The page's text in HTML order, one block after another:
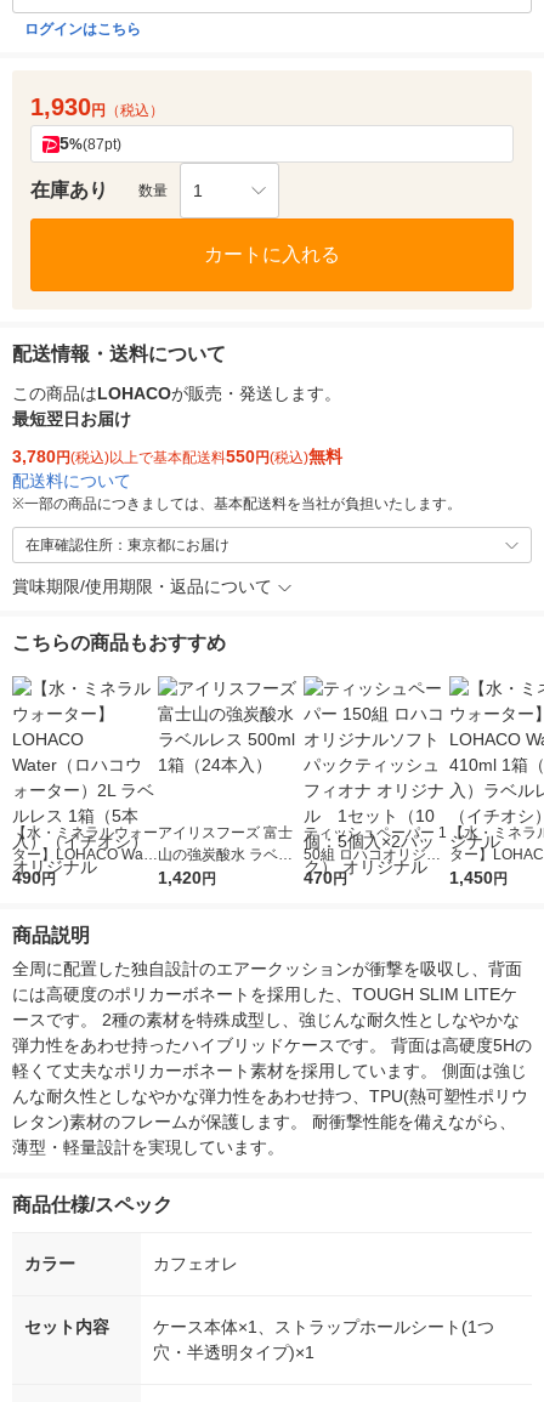
ログインはこちら
1,930円 （税込）
5%(87pt)
在庫あり 数量 1
カートに入れる
配送情報・送料について
この商品はLOHACOが販売・発送します。
最短翌日お届け
3,780円(税込)以上で基本配送料550円(税込)無料
配送料について
※一部の商品につきましては、基本配送料を当社が負担いたします。
在庫確認住所：東京都にお届け
賞味期限/使用期限・返品について
こちらの商品もおすすめ
【水・ミネラルウォー
ター】LOHACO Wate
r（ロハコウォータ
シ） オリジナル
490円
アイリスフーズ 富士
山の強炭酸水 ラベル
レス 500ml 1箱（24
1,420円
ティッシュペーパー 1
50組 ロハコオリジナ
ルソフトパックティッ
オリジナル
470円
【水・ミネラ
ター】
r 410ml 1箱（
1,450円
商品説明
全周に配置した独自設計のエアークッションが衝撃を吸収し、背面
には高硬度のポリカーボネートを採用した、TOUGH SLIM LITEケ
ースです。 2種の素材を特殊成型し、強じんな耐久性としなやかな
弾力性をあわせ持ったハイブリッドケースです。 背面は高硬度5Hの
軽くて丈夫なポリカーボネート素材を採用しています。 側面は強じ
んな耐久性としなやかな弾力性をあわせ持つ、TPU(熱可塑性ポリウ
レタン)素材のフレームが保護します。 耐衝撃性能を備えながら、
薄型・軽量設計を実現しています。
商品仕様/スペック
カラー カフェオレ
セット内容
ケース本体×1、ストラップホールシート(1つ
穴・半透明タイプ)×1